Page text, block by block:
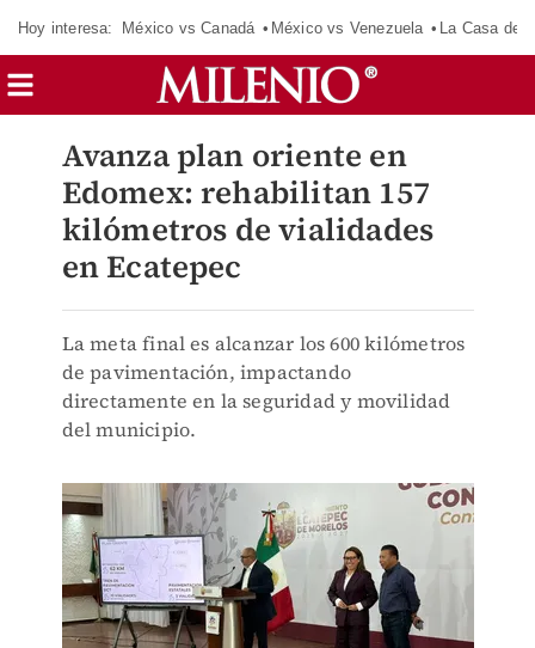
Hoy interesa: México vs Canadá México vs Venezuela La Casa de
Avanza plan oriente en
Edomex: rehabilitan 157
kilómetros de vialidades
en Ecatepec
La meta final es alcanzar los 600 kilómetros
de pavimentación, impactando
directamente en la seguridad y movilidad
del municipio.